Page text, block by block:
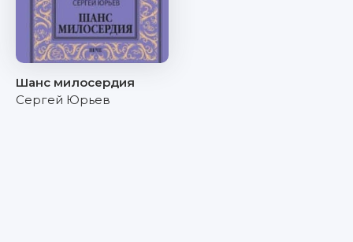
Шанс милосердия
Сергей Юрьев